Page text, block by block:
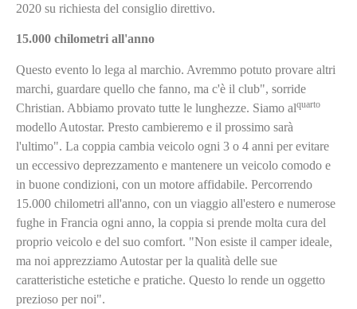
2020 su richiesta del consiglio direttivo.
15.000 chilometri all'anno
Questo evento lo lega al marchio. Avremmo potuto provare altri
marchi, guardare quello che fanno, ma c'è il club", sorride
Christian. Abbiamo provato tutte le lunghezze. Siamo alquarto
modello Autostar. Presto cambieremo e il prossimo sarà
l'ultimo". La coppia cambia veicolo ogni 3 o 4 anni per evitare
un eccessivo deprezzamento e mantenere un veicolo comodo e
in buone condizioni, con un motore affidabile. Percorrendo
15.000 chilometri all'anno, con un viaggio all'estero e numerose
fughe in Francia ogni anno, la coppia si prende molta cura del
proprio veicolo e del suo comfort. "Non esiste il camper ideale,
ma noi apprezziamo Autostar per la qualità delle sue
caratteristiche estetiche e pratiche. Questo lo rende un oggetto
prezioso per noi".